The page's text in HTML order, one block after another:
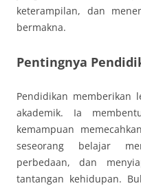
keterampilan, dan
bermakna.
Pentingnya
Pendidikan memberikan
akademik. Ia
kemampuan
seseorang belajar
perbedaan, dan
tantangan kehidupan.